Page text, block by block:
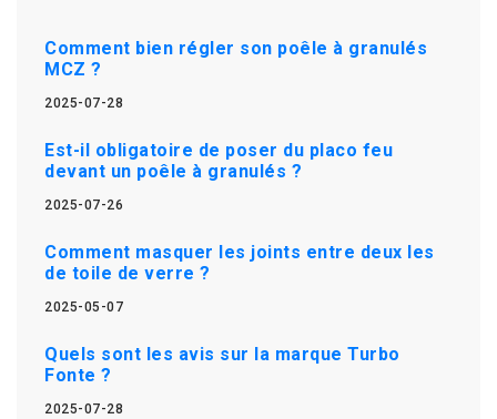
Comment bien régler son poêle à granulés
MCZ ?
2025-07-28
Est-il obligatoire de poser du placo feu
devant un poêle à granulés ?
2025-07-26
Comment masquer les joints entre deux les
de toile de verre ?
2025-05-07
Quels sont les avis sur la marque Turbo
Fonte ?
2025-07-28